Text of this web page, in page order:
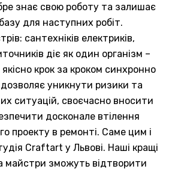
знає свою роботу та залишає
для наступних робіт.
сантехніків електриків,
діє як один організм –
крок за кроком синхронно
дозволяє уникнути ризики та
ситуацій, своєчасно вносити
досконале втілення
проекту в ремонті. Саме цим і
Craftart у Львові. Наші кращі
майстри зможуть відтворити